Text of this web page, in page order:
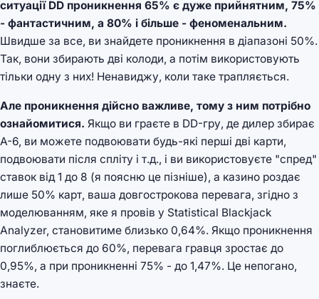
ситуації DD проникнення 65% є дуже прийнятним, 75%
- фантастичним, а 80% і більше - феноменальним.
Швидше за все, ви знайдете проникнення в діапазоні 50%.
Так, вони збирають дві колоди, а потім використовують
тільки одну з них! Ненавиджу, коли таке трапляється.
Але проникнення дійсно важливе, тому з ним потрібно
ознайомитися. Якщо ви граєте в DD-гру, де дилер збирає
A-6, ви можете подвоювати будь-які перші дві карти,
подвоювати після спліту і т.д., і ви використовуєте "спред"
ставок від 1 до 8 (я поясню це пізніше), а казино роздає
лише 50% карт, ваша довгострокова перевага, згідно з
моделюванням, яке я провів у Statistical Blackjack
Analyzer, становитиме близько 0,64%. Якщо проникнення
поглиблюється до 60%, перевага гравця зростає до
0,95%, а при проникненні 75% - до 1,47%. Це непогано,
знаєте.